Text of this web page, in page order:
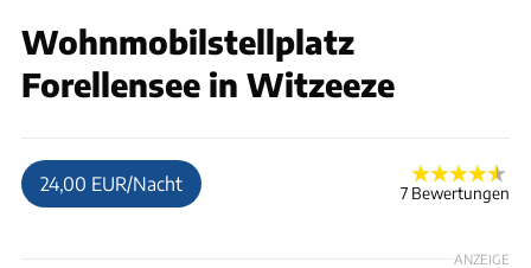
Wohnmobilstellplatz
Forellensee in Witzeeze
24,00 EUR/Nacht 7 Bewertungen
ANZEIGE